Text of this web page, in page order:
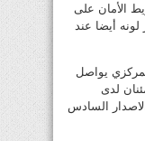
الأمان على
لونه أيضا عند
يواصل
لدى
السادس